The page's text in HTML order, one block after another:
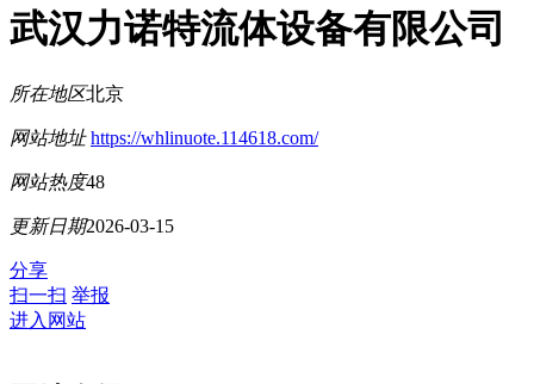
武汉力诺特流体设备有限公司
所在地区北京
网站地址 https://whlinuote.114618.com/
网站热度48
更新日期2026-03-15
分享
扫一扫 举报
进入网站